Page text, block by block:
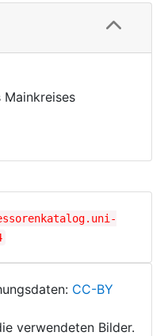
Mainkreises
CC-BY
verwendeten Bilder.